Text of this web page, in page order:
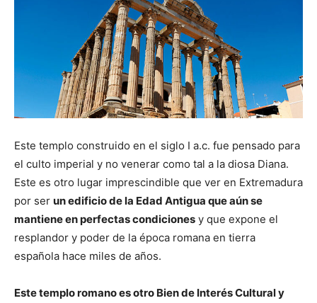
Este templo construido en el siglo I a.c. fue pensado para
el culto imperial y no venerar como tal a la diosa Diana.
Este es otro lugar imprescindible que ver en Extremadura
por ser un edificio de la Edad Antigua que aún se
mantiene en perfectas condiciones y que expone el
resplandor y poder de la época romana en tierra
española hace miles de años.
Este templo romano es otro Bien de Interés Cultural y